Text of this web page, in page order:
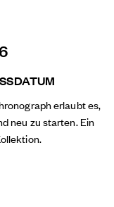
erlaubt es,
neu zu starten. Ein